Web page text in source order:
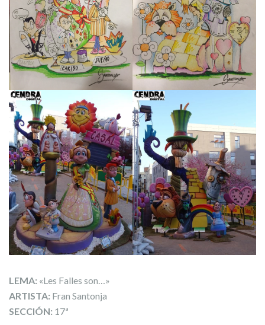
LEMA: «Les Falles son…»
ARTISTA: Fran Santonja
SECCIÓN: 17ª